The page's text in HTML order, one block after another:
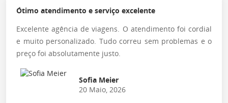
Ótimo atendimento e serviço excelente
Excelente agência de viagens. O atendimento foi cordial
e muito personalizado. Tudo correu sem problemas e o
preço foi absolutamente justo.
Sofia Meier
20 Maio, 2026